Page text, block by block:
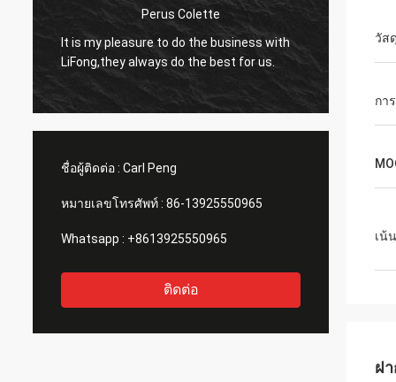
Perus Colette
It is my pleasure to do the business with
LiFong,they always do the best for us.
I like
ชื่อผู้ติดต่อ : Carl Peng
หมายเลขโทรศัพท์ : 86-13925550965
Whatsapp : +8613925550965
ติดต่อ
วัส
กา
เน้น
ฝ